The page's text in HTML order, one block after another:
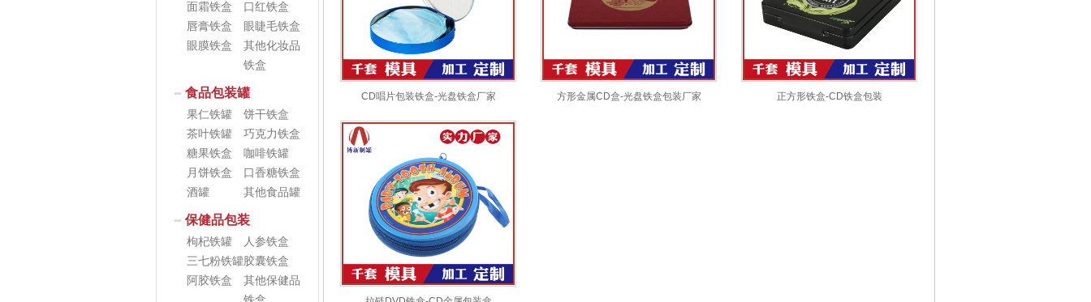
面霜铁盒
口红铁盒
唇膏铁盒
眼睫毛铁盒
眼膜铁盒
其他化妆品
铁盒
食品包装罐
果仁铁罐
饼干铁盒
茶叶铁罐
巧克力铁盒
糖果铁盒
咖啡铁罐
月饼铁盒
口香糖铁盒
酒罐
其他食品罐
保健品包装
枸杞铁罐
人参铁盒
三七粉铁罐胶囊铁盒
阿胶铁盒
其他保健品
CD唱片包装铁盒-光盘铁盒厂家 方形金属CD盒-光盘铁盒包装厂家 正方形铁盒-CD铁盒包装